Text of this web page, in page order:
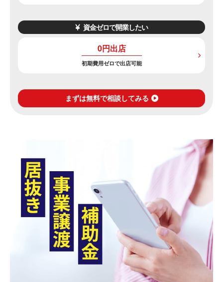
資金ゼロで開業したい
0円出店
初期費用ゼロで出店可能
まずは無料で相談してみる